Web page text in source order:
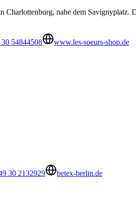
Charlottenburg, nahe dem
54844508
www.les-soeurs-shop.de
30 2132929
betex-berlin.de